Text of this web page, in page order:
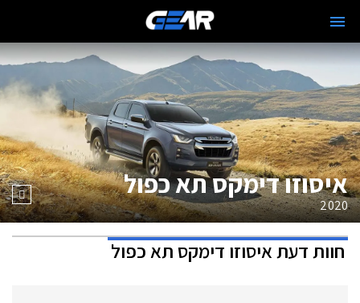
איסוזו דימקס תא כפול
2020
חוות דעתאיסוזו דימקס תא כפול